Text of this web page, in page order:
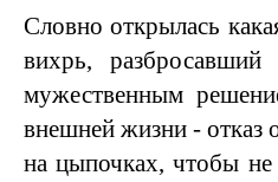
Словно открылась
вихрь,
мужественным
внешней жизни - отказ
на цыпочках, чтобы